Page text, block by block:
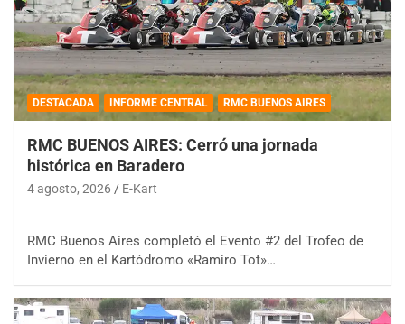
DESTACADA INFORME CENTRAL RMC BUENOS AIRES
RMC BUENOS AIRES: Cerró una jornada
histórica en Baradero
4 agosto, 2026 E-Kart
RMC Buenos Aires completó el Evento #2 del Trofeo de
Invierno en el Kartódromo «Ramiro Tot»…